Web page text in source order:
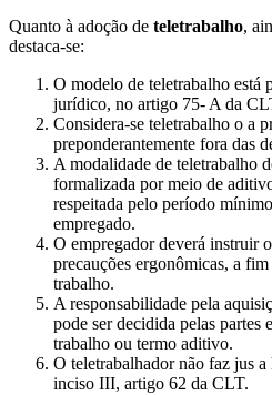
Quanto à adoção de teletrabalho,
destaca-se:
O modelo de teletrabalho está
jurídico, no artigo 75- A da
Considera-se teletrabalho o a
preponderantemente fora das
A modalidade de teletrabalho
formalizada por meio de
respeitada pelo período
empregado.
O empregador deverá instruir
precauções ergonômicas, a
trabalho.
A responsabilidade pela
pode ser decidida pelas partes
trabalho ou termo aditivo.
O teletrabalhador não faz jus
inciso III, artigo 62 da CLT.